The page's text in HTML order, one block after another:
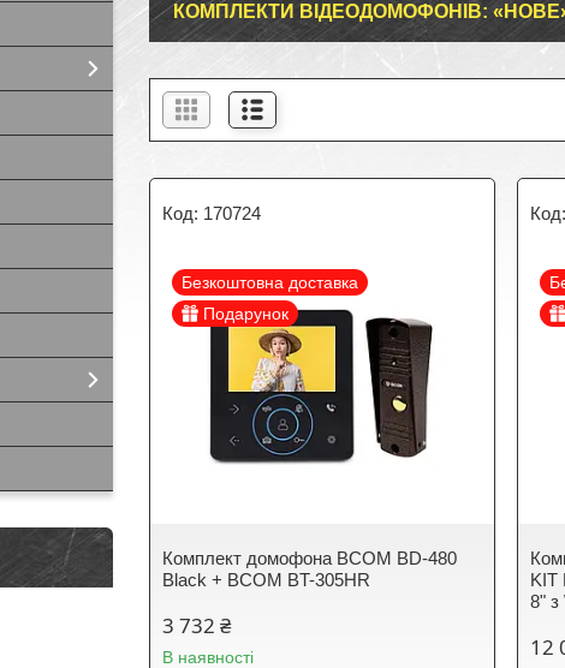
КОМПЛЕКТИ ВІДЕОДОМОФОНІВ:
170724
Безкоштовна доставка
Подарунок
Комплект домофона BCOM BD-480
Black + BCOM BT-305HR
3 732 ₴
В наявності
KIT
8" з
12